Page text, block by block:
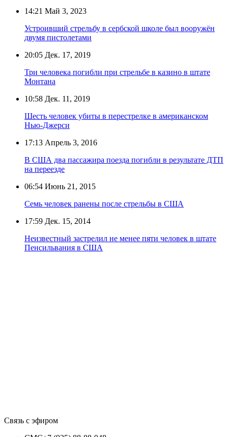
14:21 Май 3, 2023
Устроивший стрельбу в сербской школе был вооружён
двумя пистолетами
20:05 Дек. 17, 2019
Три человека погибли при стрельбе в казино в штате
Монтана
10:58 Дек. 11, 2019
Шесть человек убиты в перестрелке в американском
Нью-Джерси
17:13 Апрель 3, 2016
В США два пассажира поезда погибли в результате ДТП
на переезде
06:54 Июнь 21, 2015
Семь человек ранены после стрельбы в США
17:59 Дек. 15, 2014
Неизвестный застрелил не менее пяти человек в штате
Пенсильвания в США
Связь с эфиром